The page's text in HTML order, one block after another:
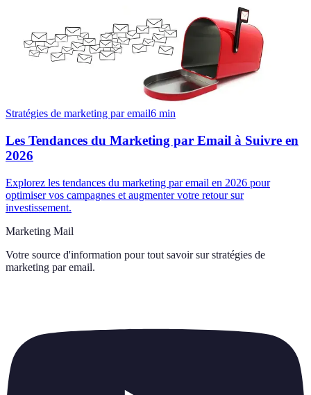
Stratégies de marketing par email6 min
Les Tendances du Marketing par Email à Suivre en
2026
Explorez les tendances du marketing par email en 2026 pour
optimiser vos campagnes et augmenter votre retour sur
investissement.
Marketing Mail
Votre source d'information pour tout savoir sur stratégies de
marketing par email.